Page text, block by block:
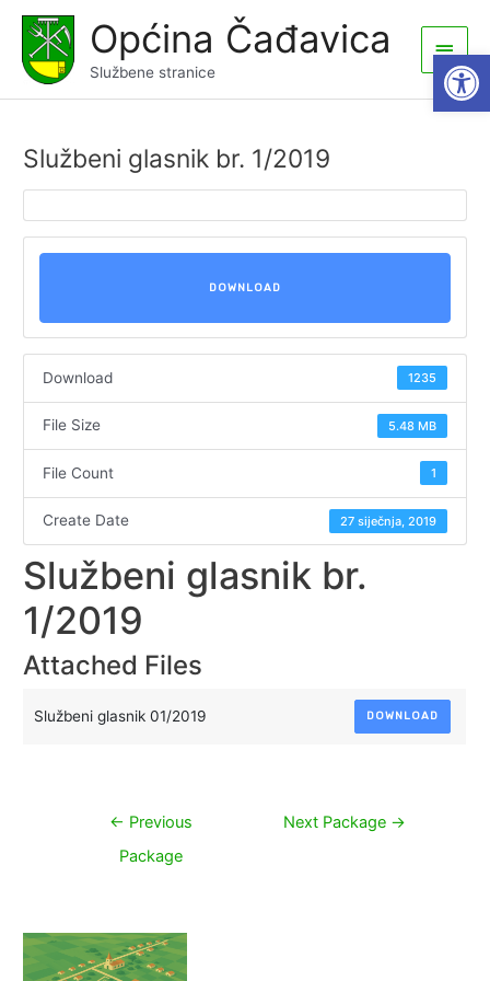
content
Općina Čađavica
Službene stranice
Main
Menu
Službeni glasnik br. 1/2019
DOWNLOAD
Download 1235
File Size 5.48 MB
File Count 1
Create Date 27 siječnja, 2019
Službeni glasnik br.
1/2019
Attached Files
Službeni glasnik 01/2019 DOWNLOAD
Navigacija
← Previous
Package
Next Package →